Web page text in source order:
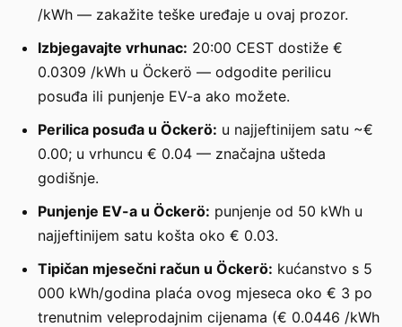
/kWh — zakažite teške uređaje u ovaj prozor.
Izbjegavajte vrhunac: 20:00 CEST dostiže €
0.0309 /kWh u Öckerö — odgodite perilicu
posuđa ili punjenje EV-a ako možete.
Perilica posuđa u Öckerö: u najjeftinijem satu ~€
0.00; u vrhuncu € 0.04 — značajna ušteda
godišnje.
Punjenje EV-a u Öckerö: punjenje od 50 kWh u
najjeftinijem satu košta oko € 0.03.
Tipičan mjesečni račun u Öckerö: kućanstvo s 5
000 kWh/godina plaća ovog mjeseca oko € 3 po
trenutnim veleprodajnim cijenama (€ 0.0446 /kWh